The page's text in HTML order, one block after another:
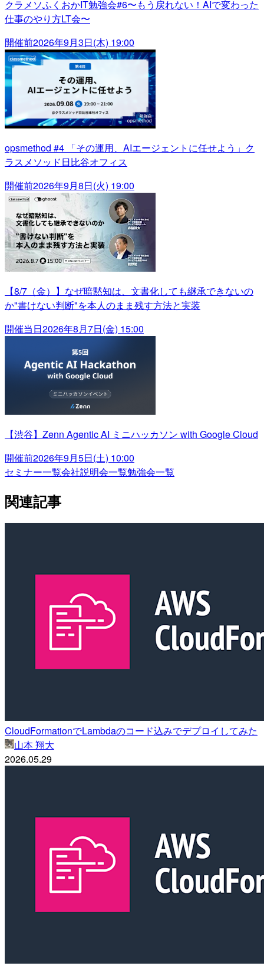
クラメソふくおかIT勉強会#6〜もう戻れない！AIで変わった
仕事のやり方LT会〜
開催前2026年9月3日(木) 19:00
opsmethod #4 「その運用、AIエージェントに任せよう」ク
ラスメソッド日比谷オフィス
開催前2026年9月8日(火) 19:00
【8/7（金）】なぜ暗黙知は、文書化しても継承できないの
か"書けない判断"を本人のまま残す方法と実装
開催当日2026年8月7日(金) 15:00
【渋谷】Zenn Agentic AI ミニハッカソン with Google Cloud
開催前2026年9月5日(土) 10:00
セミナー一覧会社説明会一覧勉強会一覧
関連記事
CloudFormationでLambdaのコード込みでデプロイしてみた
山本 翔大
2026.05.29